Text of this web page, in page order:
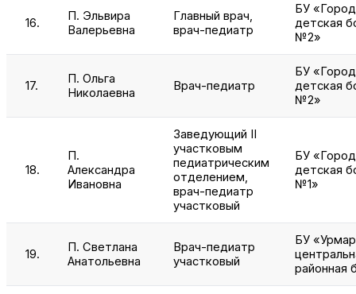
16.
П. Эльвира
Валерьевна
Главный врач,
врач-педиатр
БУ
детская
№2»
17.
П. Ольга
Николаевна
Врач-педиатр
БУ
детская
№2»
18.
П.
Александра
Ивановна
Заведующий II
участковым
педиатрическим
отделением,
врач-педиатр
участковый
БУ
детская
№1»
19.
П. Светлана
Анатольевна
Врач-педиатр
участковый
БУ
районная